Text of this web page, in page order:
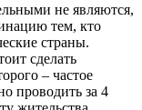
не являются,
тем, кто
страны.
сделать
– частое
проводить за 4